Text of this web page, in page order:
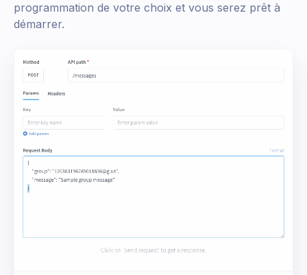
programmation de votre choix et vous serez prêt à
démarrer.